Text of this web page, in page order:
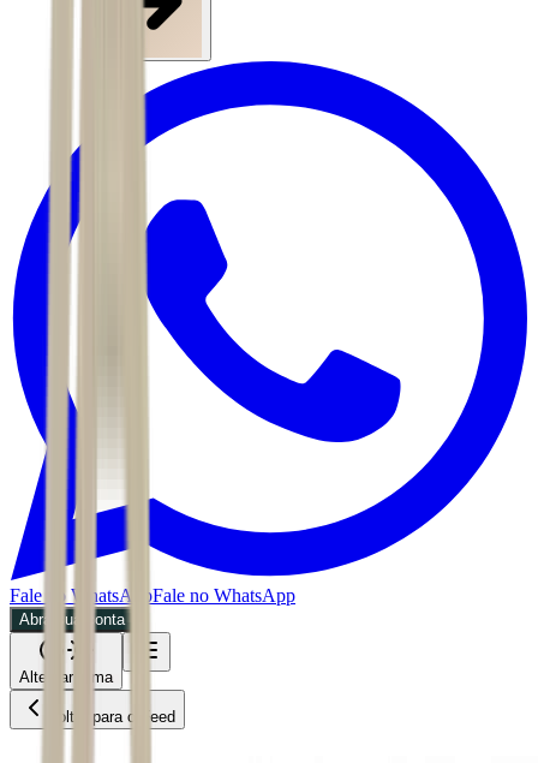
Fale no WhatsAppFale no WhatsApp
Abra sua conta
Alternar tema
Voltar para o Feed